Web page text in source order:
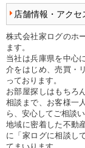
店舗情報・アクセ
株式会社家ログのホ
ます。
当社は兵庫県を中心
介をはじめ、売買・
っております。
お部屋探しはもちろ
相談まで、お客様一
ら、安心してご相談
地域に密着した不動
に「家ログに相談し